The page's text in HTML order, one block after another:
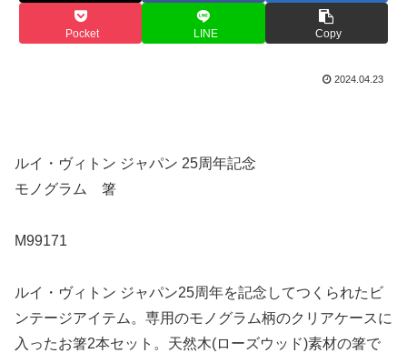
Pocket LINE Copy
2024.04.23
ルイ・ヴィトン ジャパン 25周年記念
モノグラム 箸
M99171
ルイ・ヴィトン ジャパン25周年を記念してつくられたビ
ンテージアイテム。専用のモノグラム柄のクリアケースに
入ったお箸2本セット。天然木(ローズウッド)素材の箸で